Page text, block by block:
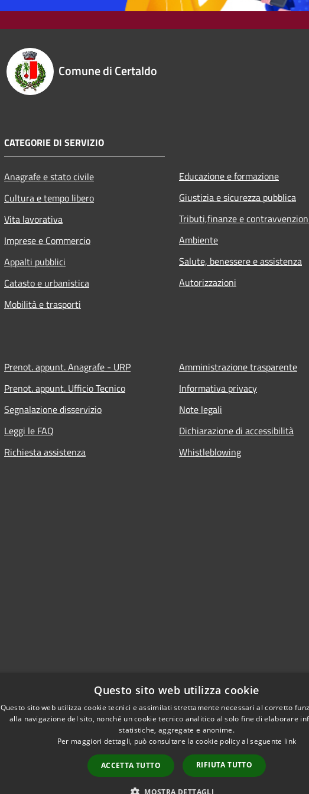
Comune di Certaldo
CATEGORIE DI SERVIZIO
Anagrafe e stato civile
Cultura e tempo libero
Vita lavorativa
Imprese e Commercio
Appalti pubblici
Catasto e urbanistica
Mobilità e trasporti
Educazione e formazione
Giustizia e sicurezza pubblica
Tributi,finanze e
Ambiente
Salute, benessere e assistenza
Autorizzazioni
Prenot. appunt. Anagrafe - URP
Prenot. appunt. Ufficio Tecnico
Segnalazione disservizio
Leggi le FAQ
Richiesta assistenza
Amministrazione trasparente
Informativa privacy
Note legali
Dichiarazione di accessibilità
Whistleblowing
Copyright © 2026 • Comune
Questo sito web utilizza cookie
Questo sito web utilizza cookie tecnici e assimilati strettamente necessari al corretto
alla navigazione del sito, nonché un cookie tecnico analitico al solo fine di elaborare
statistiche, aggregate e anonime.
Per maggiori dettagli, può consultare la cookie policy al seguente link
ACCETTA TUTTO RIFIUTA TUTTO
MOSTRA DETTAGLI